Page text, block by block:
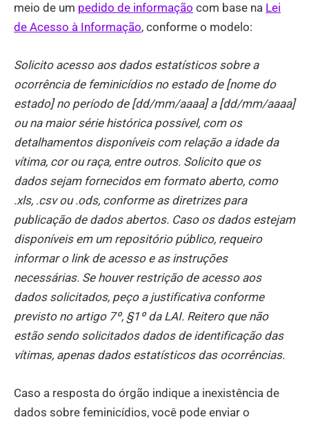
meio de um pedido de informação com base na Lei
de Acesso à Informação, conforme o modelo:
Solicito acesso aos dados estatísticos sobre a
ocorrência de feminicídios no estado de [nome do
estado] no período de [dd/mm/aaaa] a [dd/mm/aaaa]
ou na maior série histórica possível, com os
detalhamentos disponíveis com relação a idade da
vítima, cor ou raça, entre outros. Solicito que os
dados sejam fornecidos em formato aberto, como
.xls, .csv ou .ods, conforme as diretrizes para
publicação de dados abertos. Caso os dados estejam
disponíveis em um repositório público, requeiro
informar o link de acesso e as instruções
necessárias. Se houver restrição de acesso aos
dados solicitados, peço a justificativa conforme
previsto no artigo 7º, §1º da LAI. Reitero que não
estão sendo solicitados dados de identificação das
vítimas, apenas dados estatísticos das ocorrências.
Caso a resposta do órgão indique a inexistência de
dados sobre feminicídios, você pode enviar o